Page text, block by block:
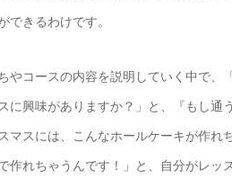
できるわけです。
やコースの内容を説明していく中で
に興味がありますか？」と、『もし
マスには、こんなホールケーキが作
作れちゃうんです！」と、自分がレッ